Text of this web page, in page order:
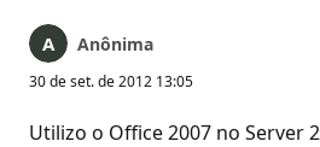
Anônima
30 de set. de 2012 13:05
Utilizo o Office 2007 no Server